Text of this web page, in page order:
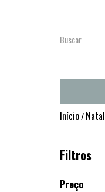
Início/Natal
Filtros
Preço